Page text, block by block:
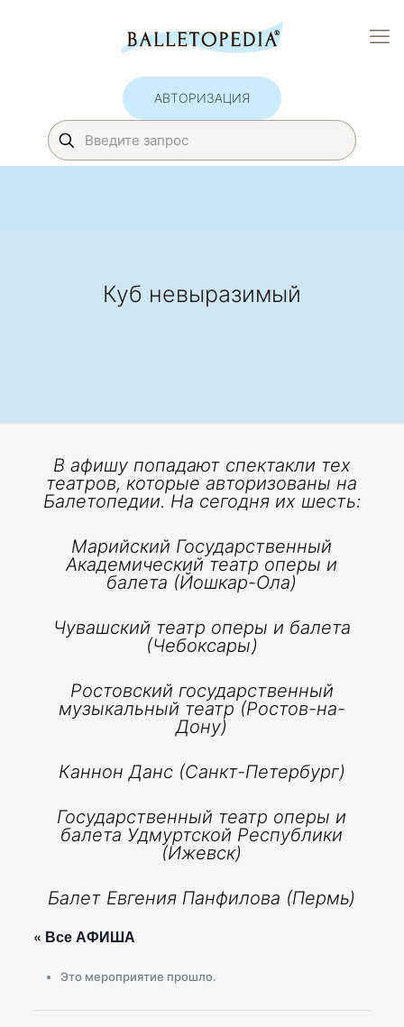
АВТОРИЗАЦИЯ
Куб невыразимый
В афишу попадают спектакли тех
театров, которые авторизованы на
Балетопедии. На сегодня их шесть:
Марийский Государственный
Академический театр оперы и
балета (Йошкар-Ола)
Чувашский театр оперы и балета
(Чебоксары)
Ростовский государственный
музыкальный театр (Ростов-на-
Дону)
Каннон Данс (Санкт-Петербург)
Государственный театр оперы и
балета Удмуртской Республики
(Ижевск)
Балет Евгения Панфилова (Пермь)
« Все АФИША
Это мероприятие прошло.